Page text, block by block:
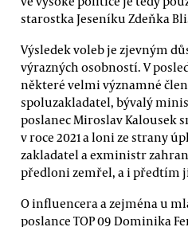
starostka Jeseníku Zdeňka
Výsledek voleb je zjevným
výrazných osobností. V
některé velmi významné
spoluzakladatel, bývalý
poslanec Miroslav Kalousek
v roce 2021 a loni ze strany
zakladatel a exministr
předloni zemřel, a i předtím
O influencera a zejména u
poslance TOP 09 Dominika